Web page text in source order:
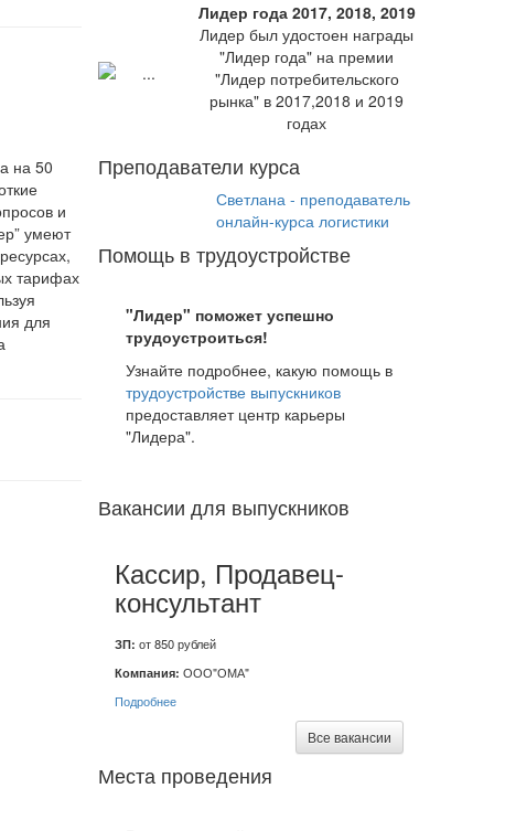
на 50
и
умеют
тарифах
для
Лидер года 2017, 2018, 2019
Лидер был удостоен награды
"Лидер года" на премии
"Лидер потребительского
рынка" в 2017,2018 и 2019
годах
Преподаватели курса
Светлана - преподаватель
онлайн-курса логистики
Помощь в трудоустройстве
"Лидер" поможет успешно
трудоустроиться!
Узнайте подробнее, какую помощь в
трудоустройстве выпускников
предоставляет центр карьеры
"Лидера".
Вакансии для выпускников
Кассир, Продавец-
консультант
ЗП: от 850 рублей
Компания: ООО"ОМА"
Подробнее
Все вакансии
Места проведения